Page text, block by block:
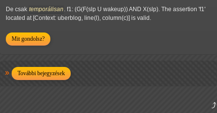
De csak temporálisan . f1: (G(F(slp U wakeup)) AND X(slp). The assertion 'f1'
located at [Context: uberblog, line(l), column(c)] is valid.
Mit gondolsz?
További bejegyzések